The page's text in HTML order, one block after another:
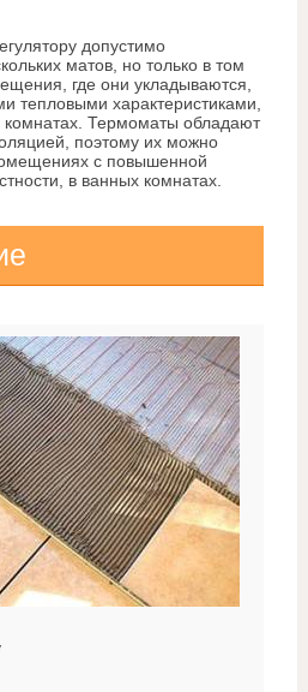
допустимо
матов, но только в том
где они укладываются,
тепловыми характеристиками,
комнатах. Термоматы обладают
поэтому их можно
с повышенной
в ванных комнатах.